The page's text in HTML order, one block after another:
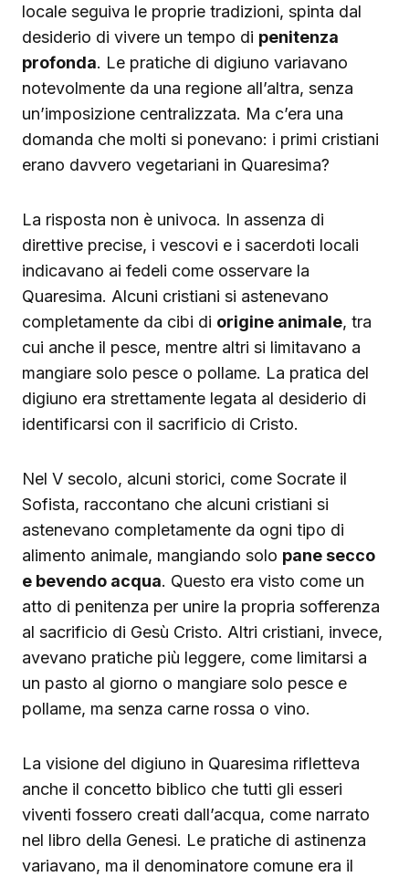
locale seguiva le proprie tradizioni, spinta dal
desiderio di vivere un tempo di penitenza
profonda. Le pratiche di digiuno variavano
notevolmente da una regione all’altra, senza
un’imposizione centralizzata. Ma c’era una
domanda che molti si ponevano: i primi cristiani
erano davvero vegetariani in Quaresima?
La risposta non è univoca. In assenza di
direttive precise, i vescovi e i sacerdoti locali
indicavano ai fedeli come osservare la
Quaresima. Alcuni cristiani si astenevano
completamente da cibi di origine animale, tra
cui anche il pesce, mentre altri si limitavano a
mangiare solo pesce o pollame. La pratica del
digiuno era strettamente legata al desiderio di
identificarsi con il sacrificio di Cristo.
Nel V secolo, alcuni storici, come Socrate il
Sofista, raccontano che alcuni cristiani si
astenevano completamente da ogni tipo di
alimento animale, mangiando solo pane secco
e bevendo acqua. Questo era visto come un
atto di penitenza per unire la propria sofferenza
al sacrificio di Gesù Cristo. Altri cristiani, invece,
avevano pratiche più leggere, come limitarsi a
un pasto al giorno o mangiare solo pesce e
pollame, ma senza carne rossa o vino.
La visione del digiuno in Quaresima rifletteva
anche il concetto biblico che tutti gli esseri
viventi fossero creati dall’acqua, come narrato
nel libro della Genesi. Le pratiche di astinenza
variavano, ma il denominatore comune era il